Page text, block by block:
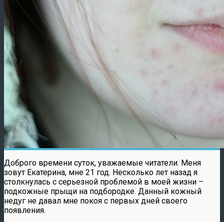
Доброго времени суток, уважаемые читатели. Меня
зовут Екатерина, мне 21 год. Несколько лет назад я
столкнулась с серьезной проблемой в моей жизни –
подкожные прыщи на подбородке. Данный кожный
недуг не давал мне покоя с первых дней своего
появления.